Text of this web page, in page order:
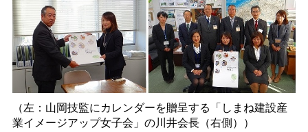
（左：山岡技監にカレンダーを贈呈する「しまね建設産
業イメージアップ女子会」の川井会長（右側））